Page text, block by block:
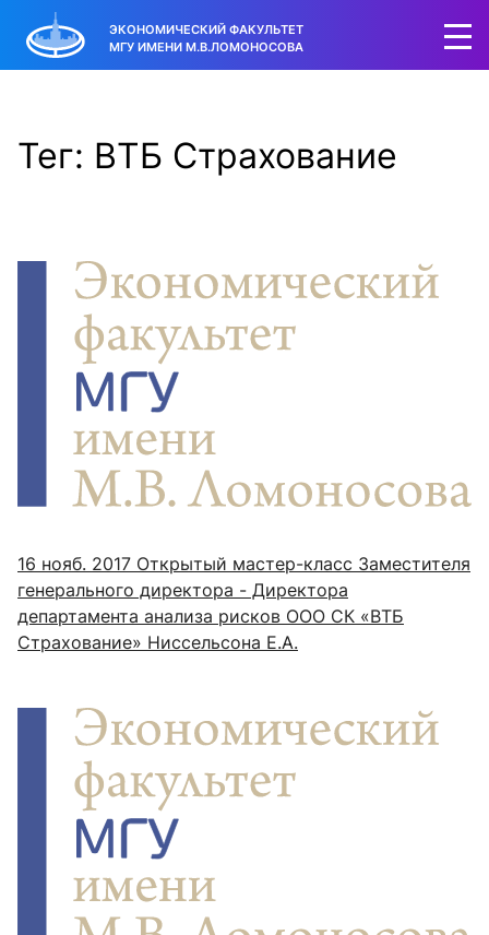
ЭКОНОМИЧЕСКИЙ ФАКУЛЬТЕТ
МГУ ИМЕНИ М.В.ЛОМОНОСОВА
Тег: ВТБ Страхование
16 нояб. 2017 Открытый мастер-класс Заместителя
генерального директора - Директора
департамента анализа рисков ООО СК «ВТБ
Страхование» Ниссельсона Е.А.